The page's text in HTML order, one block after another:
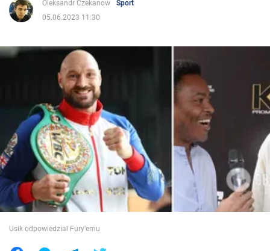
Społeczeństwo
Wojna na Ukrainie
Świat
Jedzenie
Oleksandr Czekanow
Sport
05.06.2023 11:30
Usik odpowiedział Fury'emu